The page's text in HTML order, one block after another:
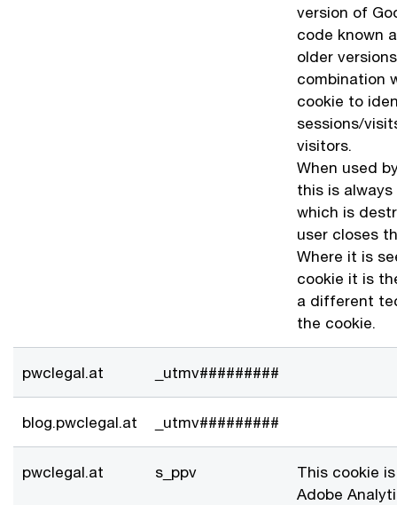
version of
code known
older
combination
cookie to
sessions/
visitors.
When used
this is
which is
user closes
Where it is
cookie it is
a different
the cookie.
pwclegal.at _utmv#########
blog.pwclegal.at _utmv#########
pwclegal.at s_ppv
This cookie
Adobe